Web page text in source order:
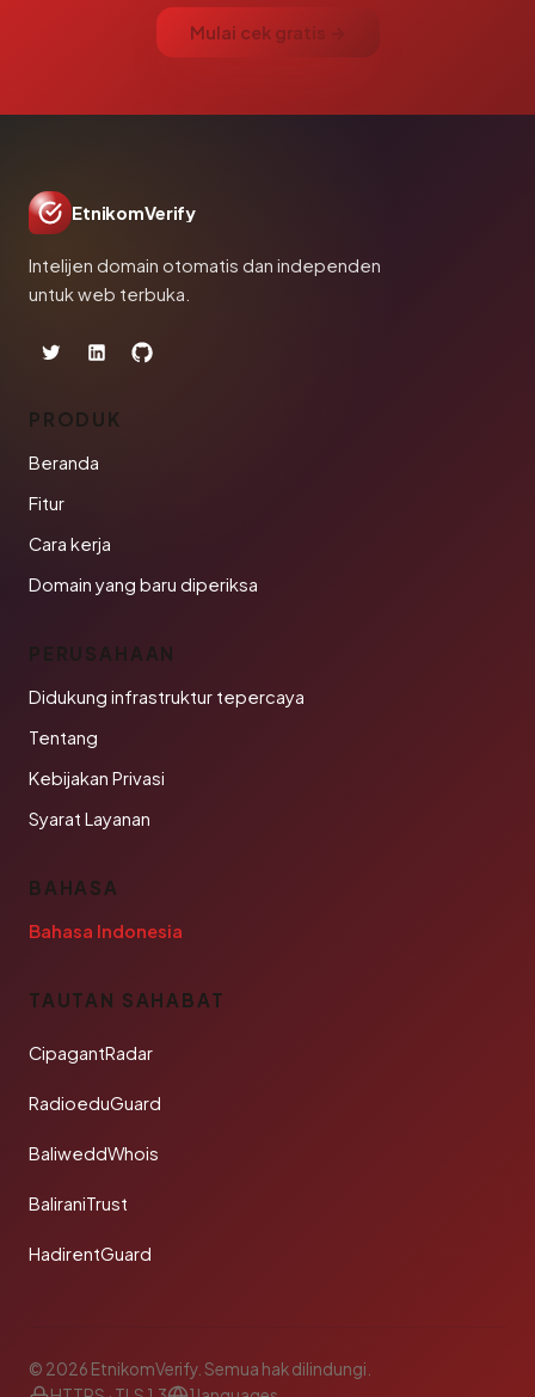
Mulai cek gratis →
EtnikomVerify
Intelijen domain otomatis dan independen
untuk web terbuka.
PRODUK
Beranda
Fitur
Cara kerja
Domain yang baru diperiksa
PERUSAHAAN
Didukung infrastruktur tepercaya
Tentang
Kebijakan Privasi
Syarat Layanan
BAHASA
Bahasa Indonesia
TAUTAN SAHABAT
CipagantRadar
RadioeduGuard
BaliweddWhois
BaliraniTrust
HadirentGuard
© 2026 EtnikomVerify. Semua hak dilindungi.